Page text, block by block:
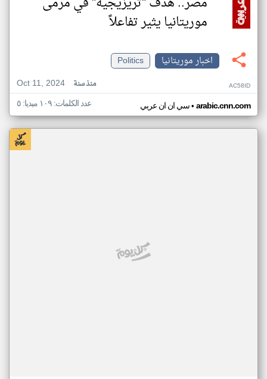
موريتانيا يثير تفاعلاً
اخبار موريتانيا
Politics
Oct 11, 2024
منذ سنة AC58ID
سي ان ان عربي• arabic.cnn.com عدد الكلمات: ١٠٩ ميديا: ٥